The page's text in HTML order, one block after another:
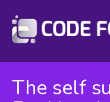
The self